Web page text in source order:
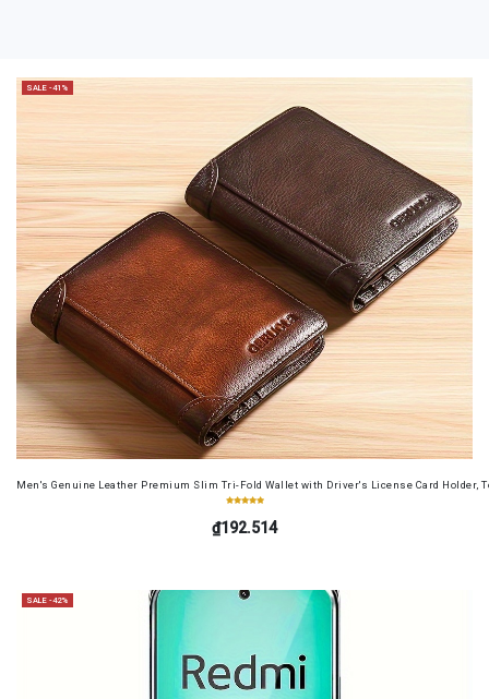
SALE -41%
Men's Genuine Leather Premium Slim Tri-Fold Wallet with Driver's License Card Holder,
₫192.514
SALE -42%